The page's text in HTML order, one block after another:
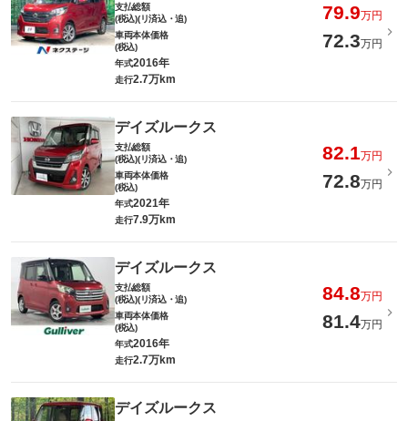
支払総額
(税込)(リ済込・追)
79.9万円
車両本体価格
(税込)
72.3万円
年式2016年
走行2.7万km
デイズルークス
支払総額
(税込)(リ済込・追)
82.1万円
車両本体価格
(税込)
72.8万円
年式2021年
走行7.9万km
デイズルークス
支払総額
(税込)(リ済込・追)
84.8万円
車両本体価格
(税込)
81.4万円
年式2016年
走行2.7万km
デイズルークス